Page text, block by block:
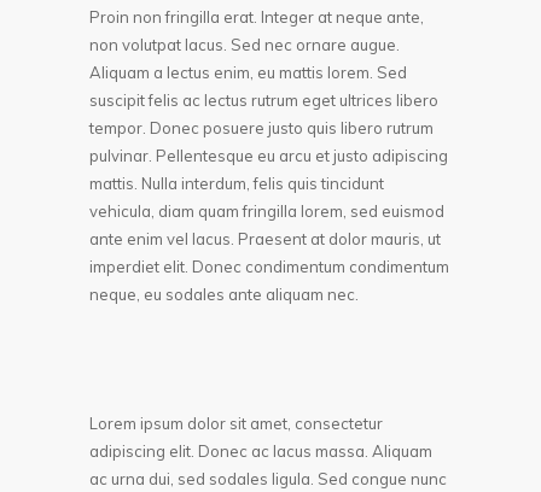
Proin non fringilla erat. Integer at neque ante,
non volutpat lacus. Sed nec ornare augue.
Aliquam a lectus enim, eu mattis lorem. Sed
suscipit felis ac lectus rutrum eget ultrices libero
tempor. Donec posuere justo quis libero rutrum
pulvinar. Pellentesque eu arcu et justo adipiscing
mattis. Nulla interdum, felis quis tincidunt
vehicula, diam quam fringilla lorem, sed euismod
ante enim vel lacus. Praesent at dolor mauris, ut
imperdiet elit. Donec condimentum condimentum
neque, eu sodales ante aliquam nec.
Lorem ipsum dolor sit amet, consectetur
adipiscing elit. Donec ac lacus massa. Aliquam
ac urna dui, sed sodales ligula. Sed congue nunc